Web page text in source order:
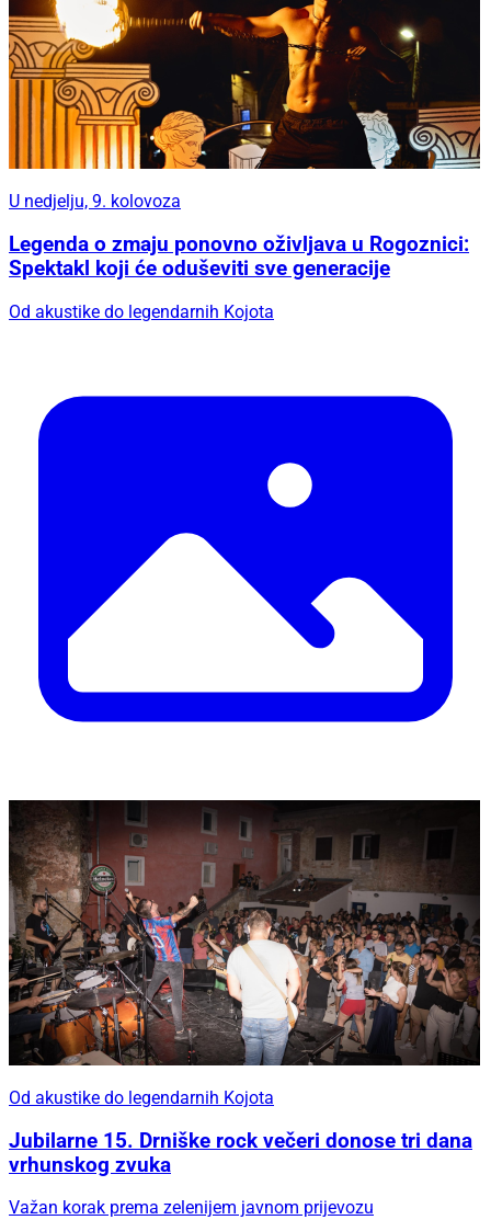
U nedjelju, 9. kolovoza
Legenda o zmaju ponovno oživljava u Rogoznici:
Spektakl koji će oduševiti sve generacije
Od akustike do legendarnih Kojota
Od akustike do legendarnih Kojota
Jubilarne 15. Drniške rock večeri donose tri dana
vrhunskog zvuka
Važan korak prema zelenijem javnom prijevozu